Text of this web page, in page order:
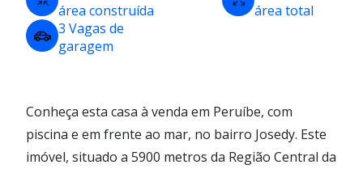
área construída
área total
3 Vagas de
garagem
Conheça esta casa à venda em Peruíbe, com
piscina e em frente ao mar, no bairro Josedy. Este
imóvel, situado a 5900 metros da Região Central da